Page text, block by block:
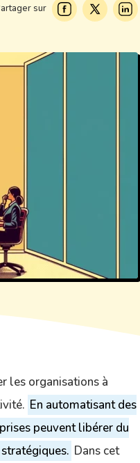
sur
les organisations à
En automatisant des
peuvent libérer du
Dans cet